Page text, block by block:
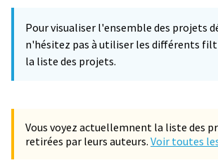
−
Pour visualiser l'ensemble des projets
n'hésitez pas à utiliser les différents
la liste des projets.
Vous voyez actuellemnent la liste des
retirées par leurs auteurs. Voir toutes